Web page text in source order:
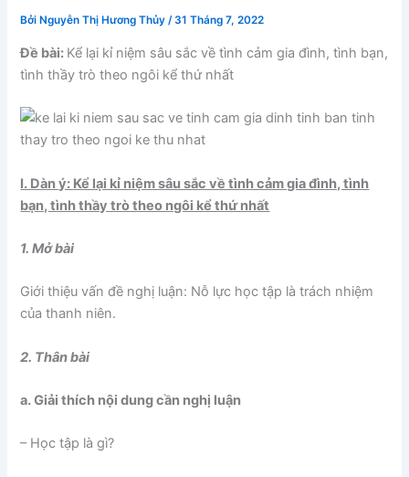
Bởi Nguyễn Thị Hương Thủy/31 Tháng 7, 2022
Đề bài: Kể lại kỉ niệm sâu sắc về tình cảm gia đình, tình bạn,
tình thầy trò theo ngôi kể thứ nhất
I. Dàný: Kể lại kỉ niệm sâu sắc về tình cảm gia đình, tình
bạn, tình thầy trò theo ngôi kể thứ nhất
1. Mở bài
Giới thiệu vấn đề nghị luận: Nỗ lực học tập là trách nhiệm
của thanh niên.
2. Thân bài
a. Giải thích nội dung cần nghị luận
– Học tập là gì?